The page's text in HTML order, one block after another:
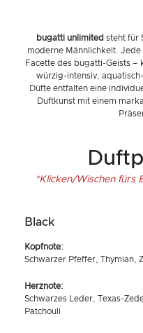
bugatti unlimited steht für
moderne Männlichkeit.
Facette des bugatti-Geists
würzig-intensiv,
Düfte entfalten eine
Duftkunst mit einem
*Klicken/Wischen fürs
Black
Kopfnote:
Schwarzer Pfeffer, Thymian,
Herznote:
Schwarzes Leder, Texas-
Patchouli